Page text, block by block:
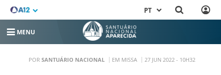
PT
MENU
POR SANTUÁRIO NACIONAL EM MISSA 27 JUN 2022 - 10H32